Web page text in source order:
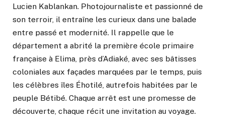
Lucien Kablankan. Photojournaliste et passionné de
son terroir, il entraîne les curieux dans une balade
entre passé et modernité. Il rappelle que le
département a abrité la première école primaire
française à Elima, près d’Adiaké, avec ses bâtisses
coloniales aux façades marquées par le temps, puis
les célèbres îles Éhotilé, autrefois habitées par le
peuple Bétibé. Chaque arrêt est une promesse de
découverte, chaque récit une invitation au voyage.